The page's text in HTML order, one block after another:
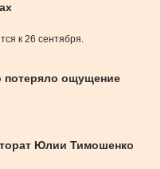
к 26 сентября.
потеряло ощущение
Юлии Тимошенко